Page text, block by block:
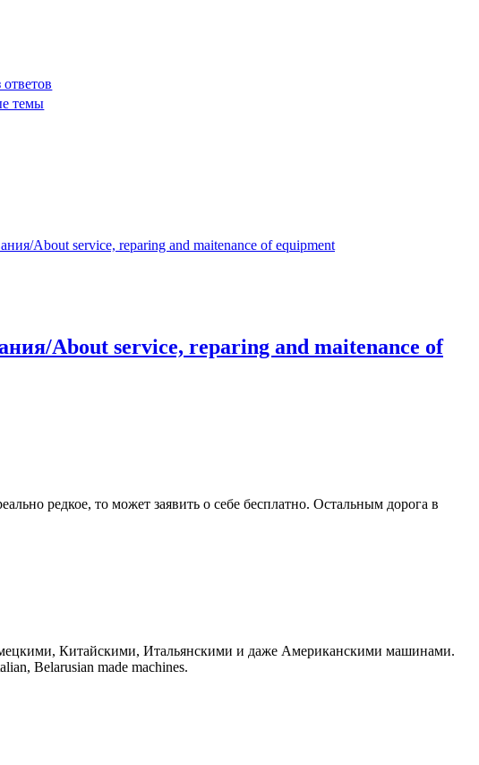
темы
About service, reparing and maitenance of equipment
About service, reparing and maitenance of
редкое, то может заявить о себе бесплатно. Остальным дорога в
Китайскими, Итальянскими и даже Американскими машинами.
Belarusian made machines.